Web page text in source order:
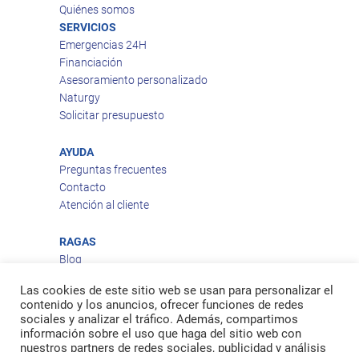
Quiénes somos
SERVICIOS
Emergencias 24H
Financiación
Asesoramiento personalizado
Naturgy
Solicitar presupuesto
AYUDA
Preguntas frecuentes
Contacto
Atención al cliente
RAGAS
Blog
Política de privacidad
Política de cookies
Política de envío
Política de devoluciones
Las cookies de este sitio web se usan para personalizar el
contenido y los anuncios, ofrecer funciones de redes
sociales y analizar el tráfico. Además, compartimos
información sobre el uso que haga del sitio web con
nuestros partners de redes sociales, publicidad y análisis